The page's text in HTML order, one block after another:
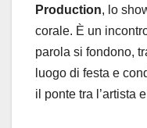
Production, lo
corale. È un
parola si fondono,
luogo di festa e
il ponte tra l’artista